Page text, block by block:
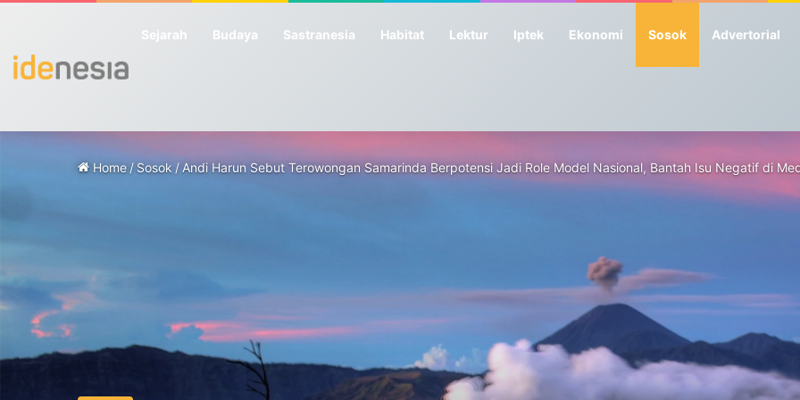
Sejarah Budaya Sastranesia Habitat Lektur Iptek Ekonomi Sosok Advertorial
Home /Sosok/Andi Harun Sebut Terowongan Samarinda Berpotensi Jadi Role Model Nasional, Bantah Isu Negatif di